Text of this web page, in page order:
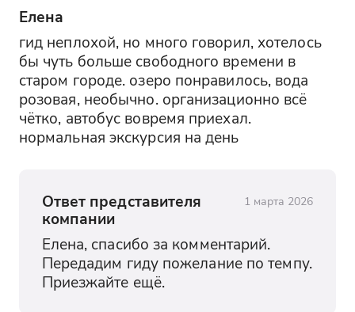
Елена
гид неплохой, но много говорил, хотелось
бы чуть больше свободного времени в
старом городе. озеро понравилось, вода
розовая, необычно. организационно всё
чётко, автобус вовремя приехал.
нормальная экскурсия на день
Ответ представителя
компании
1 марта 2026
Елена, спасибо за комментарий.
Передадим гиду пожелание по темпу.
Приезжайте ещё.